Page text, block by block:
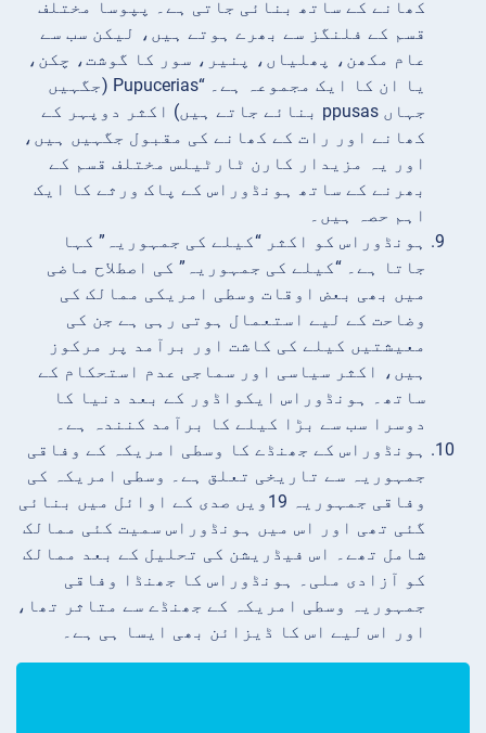
کھانے کے ساتھ بنائی جاتی ہے۔ پپوسا مختلف
قسم کے فلنگز سے بھرے ہوتے ہیں، لیکن سب سے
عام مکھن، پھلیاں، پنیر، سور کا گوشت، چکن،
یا ان کا ایک مجموعہ ہے۔ “Pupucerias (جگہیں
جہاں ppusas بنائے جاتے ہیں) اکثر دوپہر کے
کھانے اور رات کے کھانے کی مقبول جگہیں ہیں،
اور یہ مزیدار کارن ٹارٹیلس مختلف قسم کے
بھرنے کے ساتھ ہونڈوراس کے پاک ورثے کا ایک
اہم حصہ ہیں۔
ہونڈوراس کو اکثر “کیلے کی جمہوریہ” کہا
جاتا ہے۔ “کیلے کی جمہوریہ” کی اصطلاح ماضی
میں بھی بعض اوقات وسطی امریکی ممالک کی
وضاحت کے لیے استعمال ہوتی رہی ہے جن کی
معیشتیں کیلے کی کاشت اور برآمد پر مرکوز
ہیں، اکثر سیاسی اور سماجی عدم استحکام کے
ساتھ۔ ہونڈوراس ایکواڈور کے بعد دنیا کا
دوسرا سب سے بڑا کیلے کا برآمد کنندہ ہے۔
ہونڈوراس کے جھنڈے کا وسطی امریکہ کے وفاقی
جمہوریہ سے تاریخی تعلق ہے۔ وسطی امریکہ کی
وفاقی جمہوریہ 19ویں صدی کے اوائل میں بنائی
گئی تھی اور اس میں ہونڈوراس سمیت کئی ممالک
شامل تھے۔ اس فیڈریشن کی تحلیل کے بعد ممالک
کو آزادی ملی۔ ہونڈوراس کا جھنڈا وفاقی
جمہوریہ وسطی امریکہ کے جھنڈے سے متاثر تھا،
اور اس لیے اس کا ڈیزائن بھی ایسا ہی ہے۔